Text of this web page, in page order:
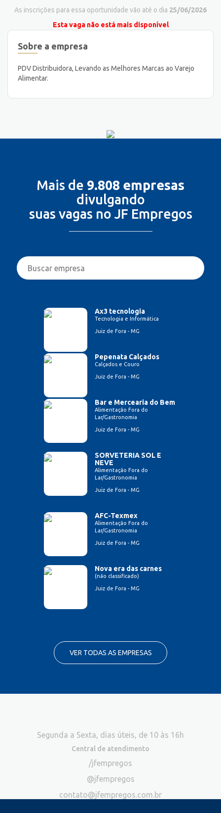
As inscrições para essa oportunidade vão até o dia 25/06/2026
Esta vaga não está mais disponível
Sobre a empresa
PDV Distribuidora, Levando as Melhores Marcas ao Varejo
Alimentar.
Mais de 9.808 empresas
divulgando
suas vagas no JF Empregos
Ax3 tecnologia
Tecnologia e Informática
Juiz de Fora - MG
Pepenata Calçados
Calçados e Couro
Juiz de Fora - MG
Bar e Mercearia do Bem
Alimentação Fora do
Lar/Gastronomia
Juiz de Fora - MG
SORVETERIA SOL E
NEVE
Alimentação Fora do
Lar/Gastronomia
Juiz de Fora - MG
AFC-Texmex
Alimentação Fora do
Lar/Gastronomia
Juiz de Fora - MG
Nova era das carnes
(não classificado)
Juiz de Fora - MG
VER TODAS AS EMPRESAS
Segunda a Sexta, dias úteis, de 10 às 16h
Central de atendimento
/jfempregos
@jfempregos
contato@jfempregos.com.br